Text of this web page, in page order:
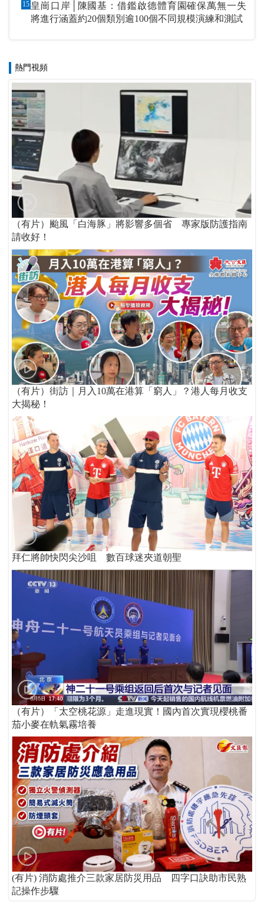
15 皇崗口岸│陳國基：借鑑啟德體育園確保萬無一失
將進行涵蓋約20個類別逾100個不同規模演練和測試
熱門視頻
（有片）颱風「白海豚」將影響多個省 專家版防護指南
請收好！
（有片）街訪｜月入10萬在港算「窮人」？港人每月收支
大揭秘！
拜仁將帥快閃尖沙咀 數百球迷夾道朝聖
（有片）「太空桃花源」走進現實！國內首次實現櫻桃番
茄小麥在軌氣霧培養
(有片) 消防處推介三款家居防災用品 四字口訣助市民熟
記操作步驟